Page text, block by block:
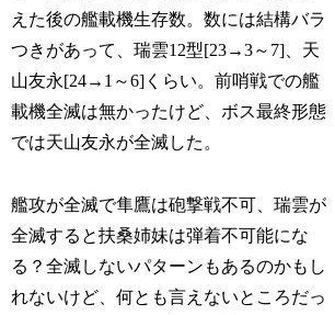
えた後の艦載機生存数。数には結構バラ
つきがあって、瑞雲12型[23→3～7]、天
山友永[24→1～6]くらい。前哨戦での艦
載機全滅は無かったけど、ボス最終形態
では天山友永が全滅した。
艦攻が全滅で隼鷹は砲撃戦不可、瑞雲が
全滅すると扶桑姉妹は弾着不可能にな
る？全滅しないパターンもあるのかもし
れないけど、何とも言えないところだっ